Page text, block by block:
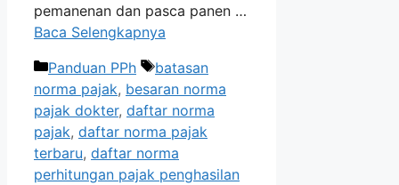
pemanenan dan pasca panen …
Baca Selengkapnya
Kategori
Panduan PPh Tag
batasan
norma pajak, besaran norma
pajak dokter, daftar norma
pajak, daftar norma pajak
terbaru, daftar norma
perhitungan pajak penghasilan